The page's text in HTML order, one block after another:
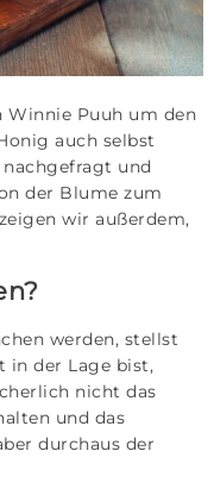
Winnie Puuh um den
auch selbst
und
der Blume zum
wir außerdem,
werden, stellst
in der Lage bist,
nicht das
und das
durchaus der